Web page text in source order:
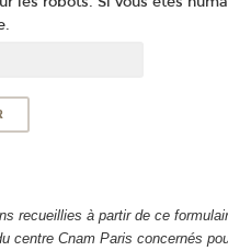
recueillies à partir de ce
centre Cnam Paris concernés